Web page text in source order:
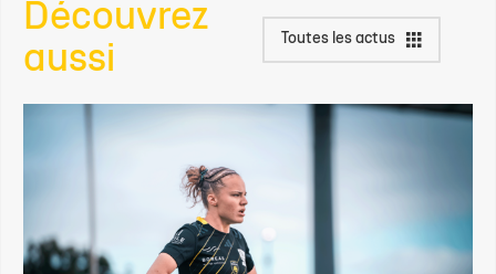
Découvrez
aussi
Toutes les actus